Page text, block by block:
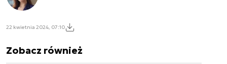
22 kwietnia 2024, 07:10
Zobacz również